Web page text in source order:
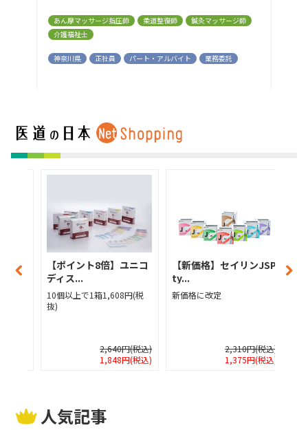
あん摩マッサージ指圧師 柔道整復師
鍼灸マッサージ師
介護福祉士
神奈川県 正社員 パート・アルバイト 業務委託
ィカ
【ポイント8倍】ユニコ
ディス...
10個以上で1箱1,608円(税
抜)
2,640円(税込)
1,848円(税込)
【新価格】セイリンJSP
ty...
新価格に改定
2,310円(税込)
1,375円(税込)
人気記事